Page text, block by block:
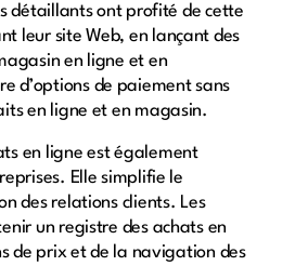
détaillants ont profité de cette
leur site Web, en lançant des
en ligne et en
d’options de paiement sans
en ligne et en magasin.
en ligne est également
Elle simplifie le
des relations clients. Les
un registre des achats en
de prix et de la navigation des